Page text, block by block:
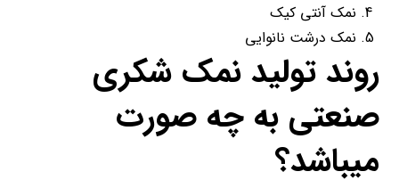
نمک آنتی کیک
نمک درشت نانوایی
روند تولید نمک شکری
صنعتی به چه صورت
میباشد؟